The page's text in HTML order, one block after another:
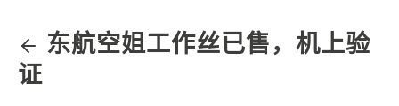
东航空姐工作丝已售，机上验
证